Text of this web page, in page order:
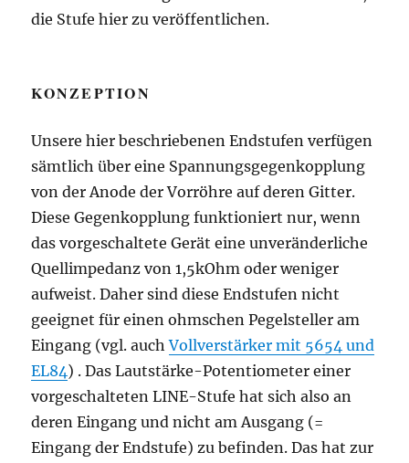
die Stufe hier zu veröffentlichen.
KONZEPTION
Unsere hier beschriebenen Endstufen verfügen
sämtlich über eine Spannungsgegenkopplung
von der Anode der Vorröhre auf deren Gitter.
Diese Gegenkopplung funktioniert nur, wenn
das vorgeschaltete Gerät eine unveränderliche
Quellimpedanz von 1,5kOhm oder weniger
aufweist. Daher sind diese Endstufen nicht
geeignet für einen ohmschen Pegelsteller am
Eingang (vgl. auchVollverstärker mit 5654 und
EL84) . Das Lautstärke-Potentiometer einer
vorgeschalteten LINE-Stufe hat sich also an
deren Eingang und nicht am Ausgang (=
Eingang der Endstufe) zu befinden. Das hat zur